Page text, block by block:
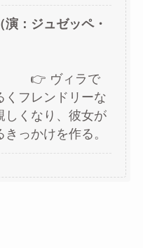
：ジュゼッペ・
ラで
くフレンドリーな
しくなり、彼女が
っかけを作る。